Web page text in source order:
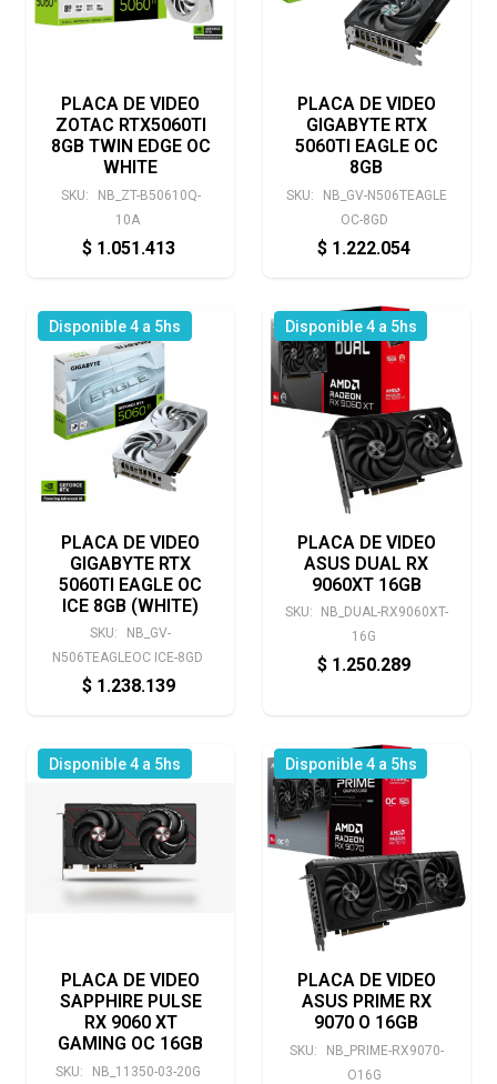
PLACA DE VIDEO
ZOTAC RTX5060TI
8GB TWIN EDGE OC
WHITE
SKU:
NB_ZT-B50610Q-
10A
$ 1.051.413
PLACA DE VIDEO
GIGABYTE RTX
5060TI EAGLE OC
8GB
SKU:
NB_GV-N506TEAGLE
OC-8GD
$ 1.222.054
Disponible 4 a 5hs
PLACA DE VIDEO
GIGABYTE RTX
5060TI EAGLE OC
ICE 8GB (WHITE)
SKU:
NB_GV-
N506TEAGLEOC ICE-8GD
$ 1.238.139
Disponible 4 a 5hs
PLACA DE VIDEO
ASUS DUAL RX
9060XT 16GB
SKU:
NB_DUAL-RX9060XT-
16G
$ 1.250.289
Disponible 4 a 5hs
PLACA DE VIDEO
SAPPHIRE PULSE
RX 9060 XT
GAMING OC 16GB
SKU: NB_11350-03-20G
Disponible 4 a 5hs
PLACA DE VIDEO
ASUS PRIME RX
9070 O 16GB
SKU:
NB_PRIME-RX9070-
O16G